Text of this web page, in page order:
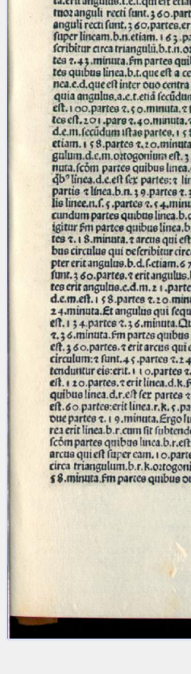
Arabic
Arabic
Latin
Latin
Latin Early
beta
Licenses·FAQ·
Impressum·Privacy